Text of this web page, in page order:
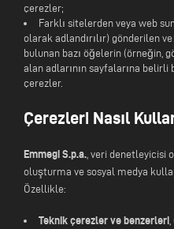
çerezler;
Farklı sitelerden veya web
olarak adlandırılır) gönderilen
bulunan bazı öğelerin (örneğin,
alan adlarının sayfalarına
çerezler.
Çerezleri Nasıl
Emmegi S.p.a., veri denetleyicisi
oluşturma ve sosyal medya
Özellikle:
Teknik çerezler ve benzerleri,